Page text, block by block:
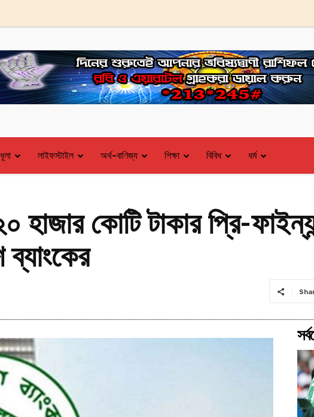
লাইফস্টাইল অর্থ-বাণিজ্য শিক্ষা বিবিধ ধর্ম
হাজার কোটি টাকার প্রি-
ব্যাংকের